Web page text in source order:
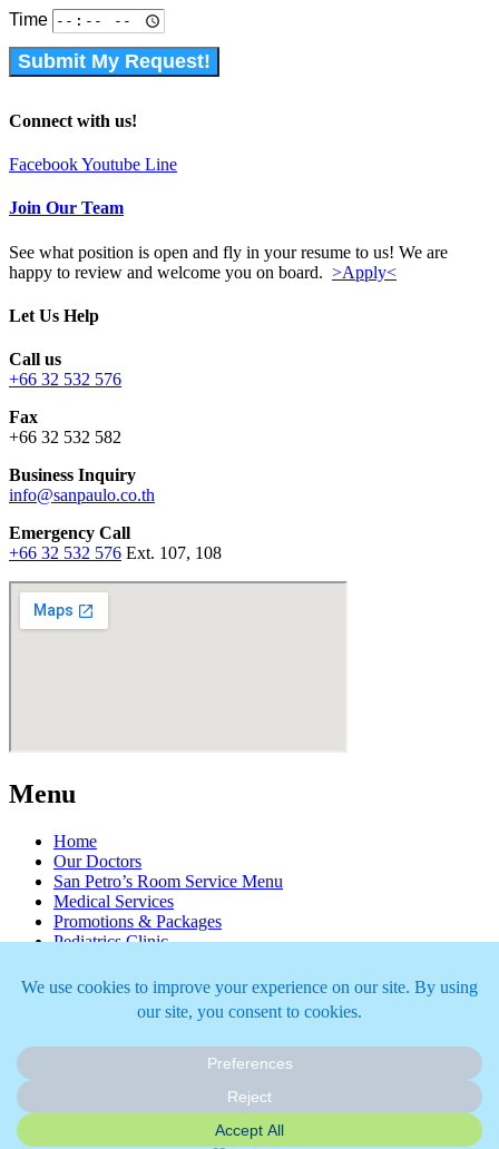
Time
Submit My Request!
Connect with us!
FacebookYoutube Line
Join Our Team
See what position is open and fly in your resume to us! We are
happy to review and welcome you on board. >Apply<
Let Us Help
Call us
+66 32 532 576
Fax
+66 32 532 582
Business Inquiry
info@sanpaulo.co.th
Emergency Call
+66 32 532 576 Ext. 107, 108
Menu
Home
Our Doctors
San Petro’s Room Service Menu
Medical Services
Promotions & Packages
Pediatrics Clinic
Appointment
Copyright ©2026 San Paulo Hua-Hin Hospital. All right reserved.